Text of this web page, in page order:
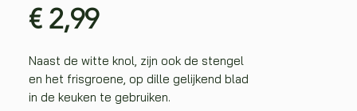
€ 2,99Prijs
Naast de witte knol, zijn ook de stengel
en het frisgroene, op dille gelijkend blad
in de keuken te gebruiken.